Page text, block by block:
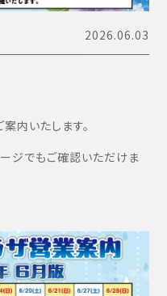
2026.06.03
内いたします。
ジでもご確認いただけま